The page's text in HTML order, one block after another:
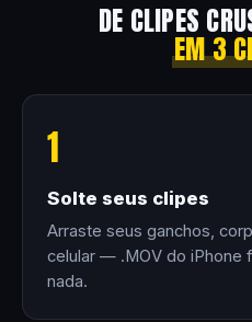
DE CLIPES
EM 3
1
Solte seus clipes
Arraste seus ganchos,
celular — .MOV do iPhone
nada.